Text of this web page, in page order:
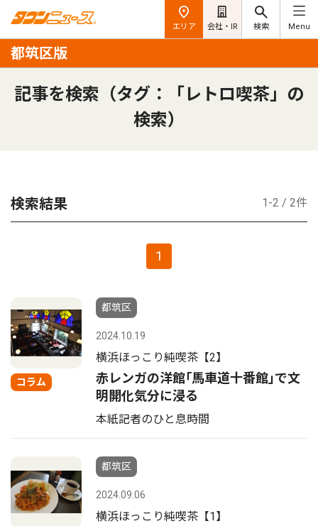
エリア 会社・IR 検索 Menu
都筑区版
記事を検索（タグ：「レトロ喫茶」の
検索）
検索結果 1-2 / 2件
1
コラム
都筑区
2024.10.19
横浜ほっこり純喫茶【2】
赤レンガの洋館｢馬車道十番館｣で文
明開化気分に浸る
本紙記者のひと息時間
都筑区
2024.09.06
横浜ほっこり純喫茶【1】